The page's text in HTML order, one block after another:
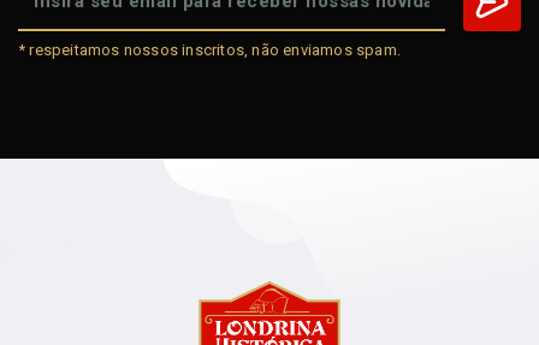
* respeitamos nossos inscritos, não enviamos spam.